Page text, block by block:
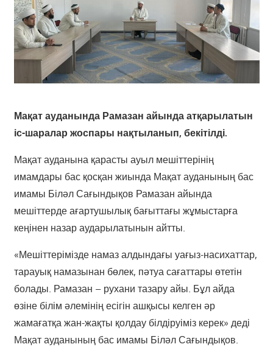
Мақат ауданында Рамазан айында атқарылатын
іс-шаралар жоспары нақтыланып, бекітілді.
Мақат ауданына қарасты ауыл мешіттерінің
имамдары бас қосқан жиында Мақат ауданының бас
имамы Біләл Сағындықов Рамазан айында
мешіттерде ағартушылық бағыттағы жұмыстарға
кеңінен назар аударылатынын айтты.
«Мешіттерімізде намаз алдындағы уағыз-насихаттар,
тарауық намазынан бөлек, пәтуа сағаттары өтетін
болады. Рамазан – рухани тазару айы. Бұл айда
өзіне білім әлемінің есігін ашқысы келген әр
жамағатқа жан-жақты қолдау білдіруіміз керек» деді
Мақат ауданының бас имамы Біләл Сағындықов.